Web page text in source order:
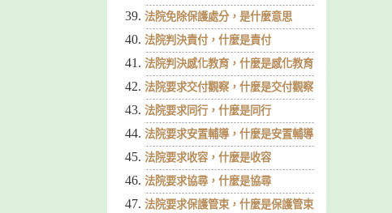
法院免除保護處分，是什麼意思
法院判決責付，什麼是責付
法院判決感化教育，什麼是感化教育
法院要求交付觀察，什麼是交付觀察
法院要求同行，什麼是同行
法院要求安置輔導，什麼是安置輔導
法院要求收容，什麼是收容
法院要求協尋，什麼是協尋
法院要求保護管束，什麼是保護管束